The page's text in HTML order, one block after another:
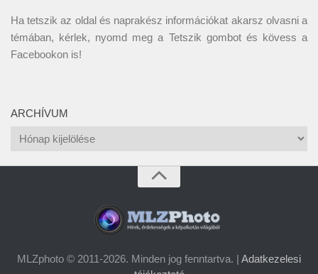
Ha tetszik az oldal és naprakész információkat akarsz olvasni a
témában, kérlek, nyomd meg a Tetszik gombot és kövess a
Facebookon is!
ARCHÍVUM
Archívum
MLZphoto © 2011-2026. Minden jog fenntartva. | Adatkezelesi